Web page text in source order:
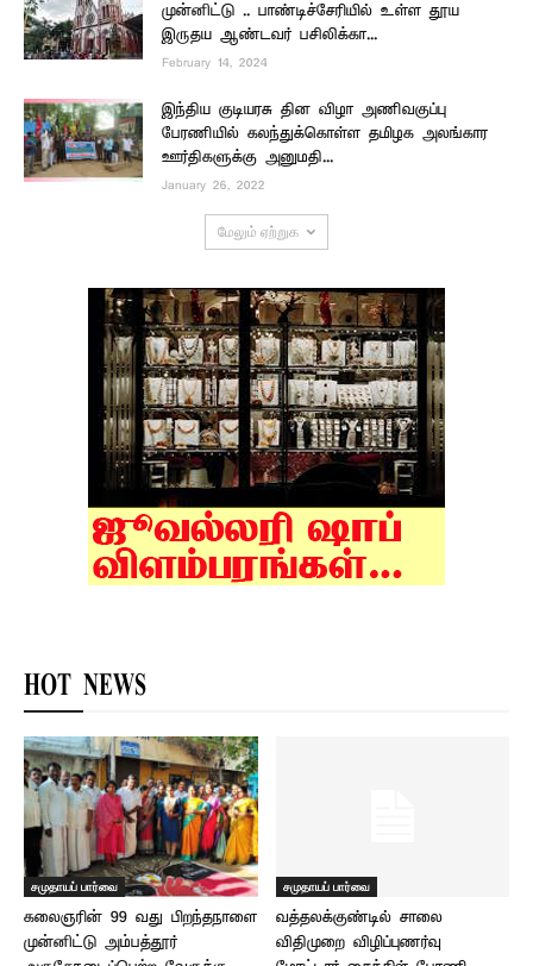
முன்னிட்டு .. பாண்டிச்சேரியில் உள்ள தூய
இருதய ஆண்டவர் பசிலிக்கா...
February 14, 2024
இந்திய குடியரசு தின விழா அணிவகுப்பு
பேரணியில் கலந்துக்கொள்ள தமிழக அலங்கார
ஊர்திகளுக்கு அனுமதி...
January 26, 2022
மேலும் ஏற்றுக
HOT NEWS
சமுதாயப் பார்வை
கலைஞரின் 99 வது பிறந்தநாளை
முன்னிட்டு அம்பத்தூர்
சமுதாயப் பார்வை
வத்தலக்குண்டில் சாலை
விதிமுறை விழிப்புணர்வு